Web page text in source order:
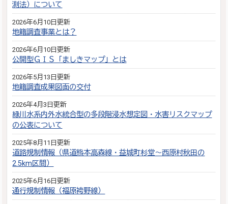
測法）について
2026年6月10日更新
地籍調査事業とは？
2026年6月10日更新
公開型ＧＩＳ「ましきマップ」とは
2026年5月13日更新
地籍調査成果図面の交付
2026年4月3日更新
緑川水系内外水統合型の多段階浸水想定図・水害リスクマップ
の公表について
2025年8月11日更新
道路規制情報（県道熊本高森線・益城町杉堂～西原村秋田の
2.5km区間）
2025年6月16日更新
通行規制情報（福原袴野線）